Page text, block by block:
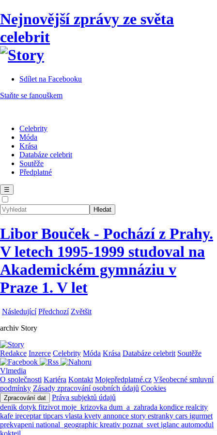
Nejnovější zprávy ze světa
celebrit
Sdílet na Facebooku
Staňte se fanouškem
Celebrity
Móda
Krása
Databáze celebrit
Soutěže
Předplatné
☰
Libor Bouček - Pochází z Prahy.
V letech 1995-1999 studoval na
Akademickém gymnáziu v
Praze 1. V let
Následující Předchozí Zvětšit
archiv Story
Redakce Inzerce Celebrity Móda Krása Databáze celebrit Soutěže
Vlmedia
O společnosti Kariéra Kontakt Mojepředplatné.cz Všeobecné smluvní
podmínky Zásady zpracování osobních údajů Cookies
Zpracování dat
Práva subjektů údajů
denik dotyk fitzivot moje_krizovka dum_a_zahrada kondice realcity
kafe ireceptartipcars vlasta kvety annonce story estranky cars igurmet
prekvapeni national_geographic kreativ poznat_svet iglanc automodul
koktejl